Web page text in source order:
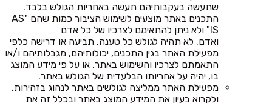
שתעשה בעקבותיהם תעשה באחריות הגולש בלבד.
התכנים באתר מוצעים לשימוש הציבור כמות שהם "AS
IS" ולא ניתן להתאימם לצרכיו של כל אדם
ואדם. לא תהיה לגולש כל טענה, תביעה או דרישה כלפי
מפעילת האתר בגין התכנים, יכולותיהם, מגבלותיהם ו/או
התאמתם לצרכיו והשימוש באתר, או על פי מידע המוצג
בו, יהיה על אחריותו הבלעדית של הגולש באתר.
מפעילת האתר ממליצה לגולשים באתר לנהוג בזהירות,
ולקרוא בעיון את המידע המוצג באתר ובכלל זה את